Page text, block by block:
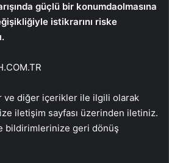
güçlü bir konumdaolmasına
istikrarını riske
ve diğer içerikler ile ilgili olarak
iletişim sayfası üzerinden iletiniz.
bildirimlerinize geri dönüş